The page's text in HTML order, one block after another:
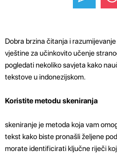
Dobra brzina čitanja i
vještine za učinkovito učenje
pogledati nekoliko savjeta kako
tekstove u indonezijskom.
Koristite metodu skeniranja
skeniranje je metoda koja vam
tekst kako biste pronašli željene
morate identificirati ključne riječi